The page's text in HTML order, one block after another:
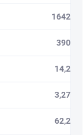
1642
390
14,2
3,27
62,2